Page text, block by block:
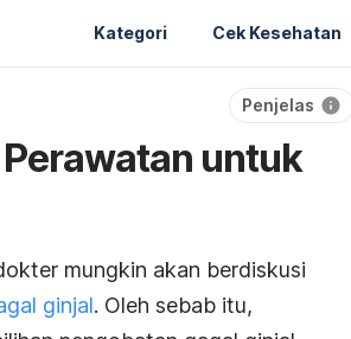
Kategori Cek Kesehatan
Penjelas
untuk
mungkin akan berdiskusi
ginjal. Oleh sebab itu,